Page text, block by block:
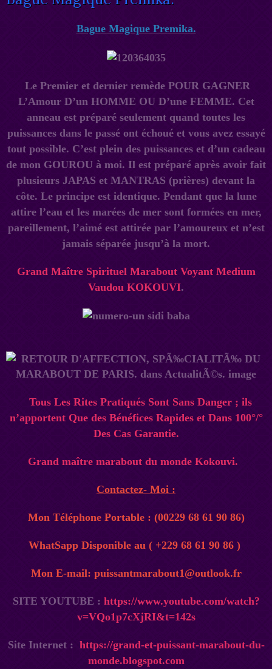
Bague Magique Premika.
Le Premier et dernier remède POUR GAGNER
L’Amour D’un HOMME OU D’une FEMME. Cet
anneau est préparé seulement quand toutes les
puissances dans le passé ont échoué et vous avez essayé
tout possible. C’est plein des puissances et d’un cadeau
de mon GOUROU à moi. Il est préparé après avoir fait
plusieurs JAPAS et MANTRAS (prières) devant la
côte. Le principe est identique. Pendant que la lune
attire l’eau et les marées de mer sont formées en mer,
pareillement, l’aimé est attirée par l’amoureux et n’est
jamais séparée jusqu’à la mort.
Grand Maître Spirituel Marabout Voyant Medium
Vaudou KOKOUVI.
Tous Les Rites Pratiqués Sont Sans Danger ; ils
n’apportent Que des Bénéfices Rapides et Dans 100°/°
Des Cas Garantie.
Grand maître marabout du monde Kokouvi.
Contactez- Moi :
Mon Téléphone Portable : (00229 68 61 90 86)
WhatSapp Disponible au ( +229 68 61 90 86 )
Mon E-mail: puissantmarabout1@outlook.fr
SITE YOUTUBE : https://www.youtube.com/watch?
v=VQo1p7cXjRI&t=142s
Site Internet : https://grand-et-puissant-marabout-du-
monde.blogspot.com